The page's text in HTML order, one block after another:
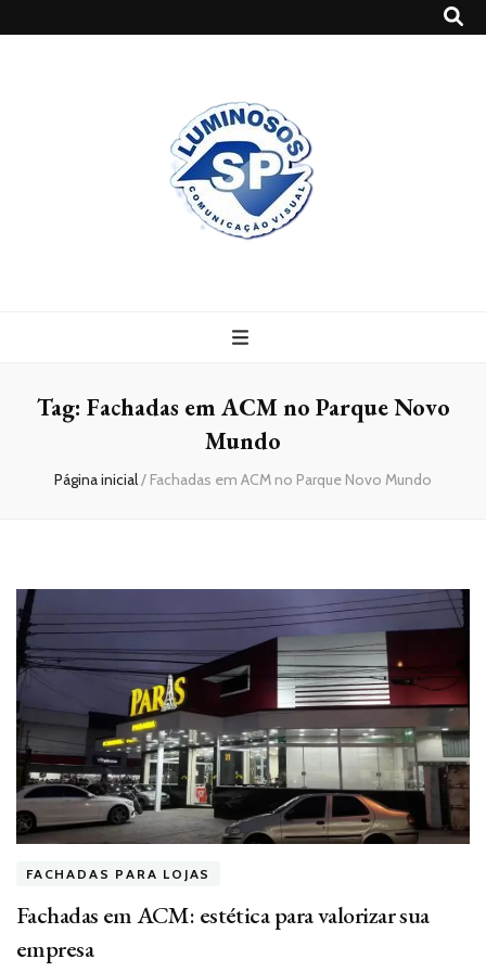
Tag: Fachadas em ACM no Parque Novo
Mundo
Página inicial/ Fachadas em ACM no Parque Novo Mundo
FACHADAS PARA LOJAS
Fachadas em ACM: estética para valorizar sua
empresa